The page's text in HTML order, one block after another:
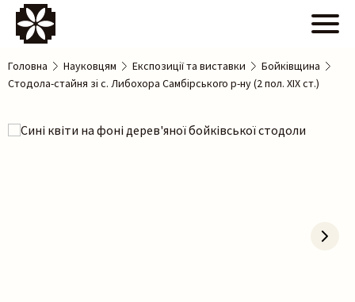
Головна Науковцям Експозиції та виставки
Бойківщина
Стодола-стайня зі с. Либохора Самбірського р-ну (2 пол. ХІХ ст.)